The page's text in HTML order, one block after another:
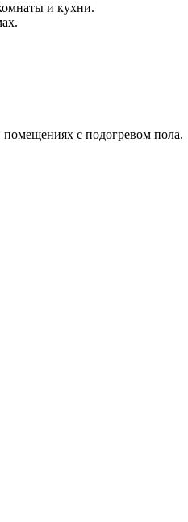
и кухни.
с подогревом пола.